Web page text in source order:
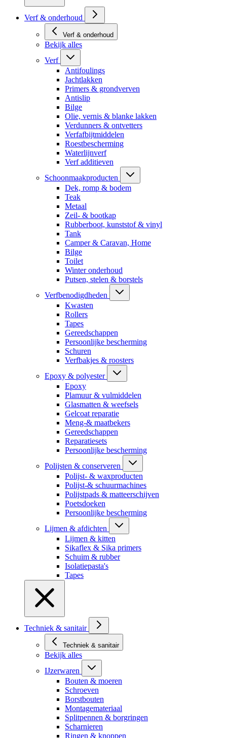
Verf & onderhoud
Verf & onderhoud
Bekijk alles
Verf
Antifoulings
Jachtlakken
Primers & grondverven
Antislip
Bilge
Olie, vernis & blanke lakken
Verdunners & ontvetters
Verfafbijtmiddelen
Roestbescherming
Waterlijnverf
Verf additieven
Schoonmaakproducten
Dek, romp & bodem
Teak
Metaal
Zeil- & bootkap
Rubberboot, kunststof & vinyl
Tank
Camper & Caravan, Home
Bilge
Toilet
Winter onderhoud
Putsen, stelen & borstels
Verfbenodigdheden
Kwasten
Rollers
Tapes
Gereedschappen
Persoonlijke bescherming
Schuren
Verfbakjes & roosters
Epoxy & polyester
Epoxy
Plamuur & vulmiddelen
Glasmatten & weefsels
Gelcoat reparatie
Meng-& maatbekers
Gereedschappen
Reparatiesets
Persoonlijke bescherming
Polijsten & conserveren
Polijst- & waxproducten
Polijst-& schuurmachines
Polijstpads & matteerschijven
Poetsdoeken
Persoonlijke bescherming
Lijmen & afdichten
Lijmen & kitten
Sikaflex & Sika primers
Schuim & rubber
Isolatiepasta's
Tapes
Techniek & sanitair
Techniek & sanitair
Bekijk alles
IJzerwaren
Bouten & moeren
Schroeven
Borstbouten
Montagemateriaal
Splitpennen & borgringen
Scharnieren
Ringen & knoppen